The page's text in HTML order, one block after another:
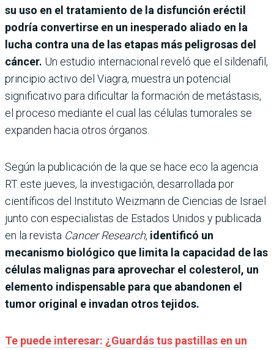
su uso en el tratamiento de la disfunción eréctil
podría convertirse en un inesperado aliado en la
lucha contra una de las etapas más peligrosas del
cáncer. Un estudio internacional reveló que el sildenafil,
principio activo del Viagra, muestra un potencial
significativo para dificultar la formación de metástasis,
el proceso mediante el cual las células tumorales se
expanden hacia otros órganos.
Según la publicación de la que se hace eco la agencia
RT este jueves, la investigación, desarrollada por
científicos del Instituto Weizmann de Ciencias de Israel
junto con especialistas de Estados Unidos y publicada
en la revista Cancer Research, identificó un
mecanismo biológico que limita la capacidad de las
células malignas para aprovechar el colesterol, un
elemento indispensable para que abandonen el
tumor original e invadan otros tejidos.
Te puede interesar: ¿Guardás tus pastillas en un